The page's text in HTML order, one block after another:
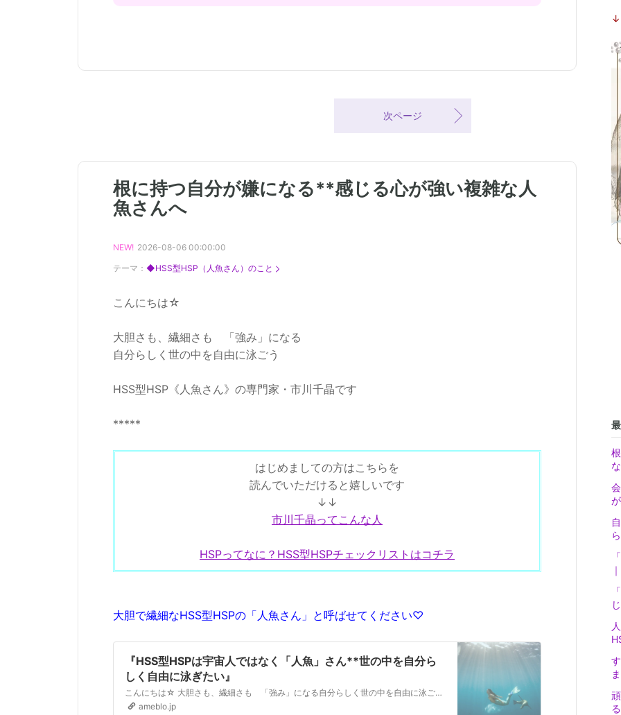
次ページ
根に持つ自分が嫌になる**感じる心が強い複雑な人
魚さんへ
NEW! 2026-08-06 00:00:00
テーマ： ◆HSS型HSP（人魚さん）のこと
こんにちは☆
大胆さも、繊細さも 「強み」になる
自分らしく世の中を自由に泳ごう
HSS型HSP《人魚さん》の専門家・市川千晶です
*****
はじめましての方はこちらを
読んでいただけると嬉しいです
↓↓
市川千晶ってこんな人
HSPってなに？HSS型HSPチェックリストはコチラ
大胆で繊細なHSS型HSPの「人魚さん」と呼ばせてください♡
『HSS型HSPは宇宙人ではなく「人魚」さん**世の中を自分ら
しく自由に泳ぎたい』
こんにちは☆ 大胆さも、繊細さも 「強み」になる自分らしく世の中を自由に泳ごうHSS型HSPさんのための心と身体を潤すサポーター・市川千晶です ***** は…
ameblo.jp